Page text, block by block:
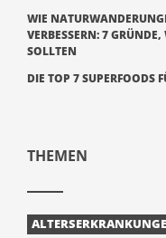
WIE
VERBESSERN: 7
SOLLTEN
DIE TOP 7 SUPERFOODS
THEMEN